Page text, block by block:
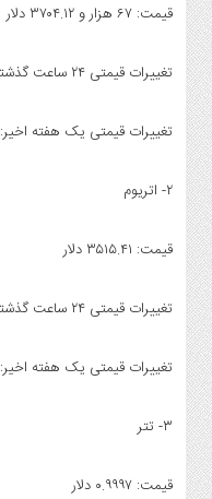
و
صنایع
غذایی
و
بین
الملل
روز
قیمت: ۶۷ هزار و ۳۷۰۴.۱۲ دلار
تغییرات قیمتی ۲۴ ساعت گذشته: ۰.۶۶ درصد کاهش
تغییرات قیمتی یک هفته اخیر: ۵.۱۴ درصد کاهش
۲- اتریوم
قیمت: ۳۵۱۵.۴۱ دلار
تغییرات قیمتی ۲۴ ساعت گذشته: ۱.۳۰ درصد کاهش
تغییرات قیمتی یک هفته اخیر: ۷.۲۲ درصد کاهش
۳- تتر
قیمت: ۰.۹۹۹۷ دلار